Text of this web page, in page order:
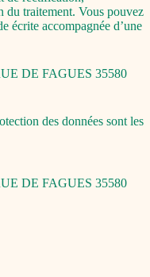
du traitement. Vous pouvez
écrite accompagnée d’une
DE FAGUES 35580
des données sont les
DE FAGUES 35580